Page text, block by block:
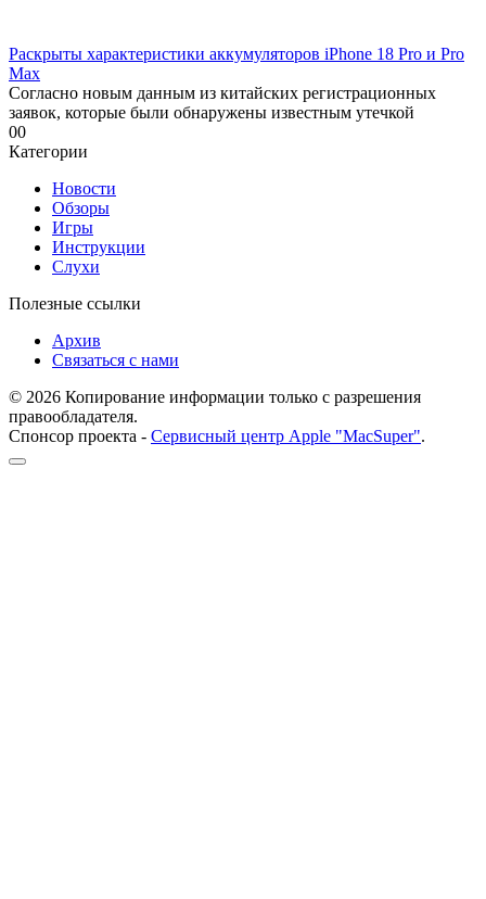
Раскрыты характеристики аккумуляторов iPhone 18 Pro и Pro
Max
Согласно новым данным из китайских регистрационных
заявок, которые были обнаружены известным утечкой
00
Категории
Новости
Обзоры
Игры
Инструкции
Слухи
Полезные ссылки
Архив
Связаться с нами
© 2026 Копирование информации только с разрешения
правообладателя.
Спонсор проекта - Сервисный центр Apple "MacSuper".